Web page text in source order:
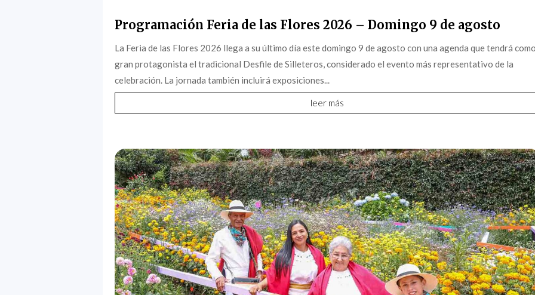
Programación Feria de las Flores 2026 – Domingo 9 de agosto
La Feria de las Flores 2026 llega a su último día este domingo 9 de agosto con una agenda que tendrá
gran protagonista el tradicional Desfile de Silleteros, considerado el evento más representativo de la
celebración. La jornada también incluirá exposiciones...
leer más